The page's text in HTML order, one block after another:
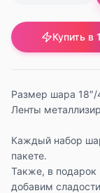
Купить в
Размер шара
Ленты
Каждый набор
пакете.
Также, в
добавим